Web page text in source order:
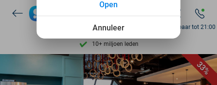
7 dagen per week beschikbaar
10+ miljoen leden
9,4 op basis van
Ontdek 15.000+ deals
7 dagen per week beschikbaar
Bereikbaar tot 21:00
33%
Annuleer
Open